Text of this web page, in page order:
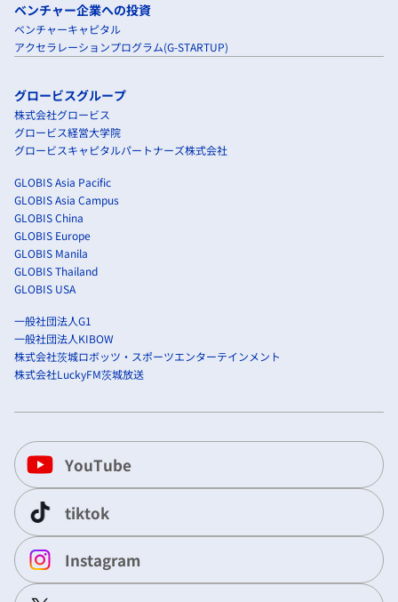
ベンチャー企業への投資
ベンチャーキャピタル
アクセラレーションプログラム(G-STARTUP)
グロービスグループ
株式会社グロービス
グロービス経営大学院
グロービスキャピタルパートナーズ株式会社
GLOBIS Asia Pacific
GLOBIS Asia Campus
GLOBIS China
GLOBIS Europe
GLOBIS Manila
GLOBIS Thailand
GLOBIS USA
一般社団法人G1
一般社団法人KIBOW
株式会社茨城ロボッツ・スポーツエンターテインメント
株式会社LuckyFM茨城放送
YouTube
tiktok
Instagram